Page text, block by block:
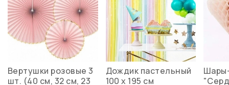
Вертушки розовые 3
шт. (40 см, 32 см, 23
Дождик пастельный
100 х 195 см